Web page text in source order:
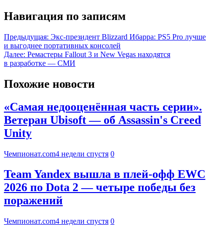
Навигация по записям
Предыдущая: Экс-президент Blizzard Ибарра: PS5 Pro лучше
и выгоднее портативных консолей
Далее: Ремастеры Fallout 3 и New Vegas находятся
в разработке — СМИ
Похожие новости
«Самая недооценённая часть серии».
Ветеран Ubisoft — об Assassin's Creed
Unity
Чемпионат.com4 недели спустя 0
Team Yandex вышла в плей-офф EWC
2026 по Dota 2 — четыре победы без
поражений
Чемпионат.com4 недели спустя 0